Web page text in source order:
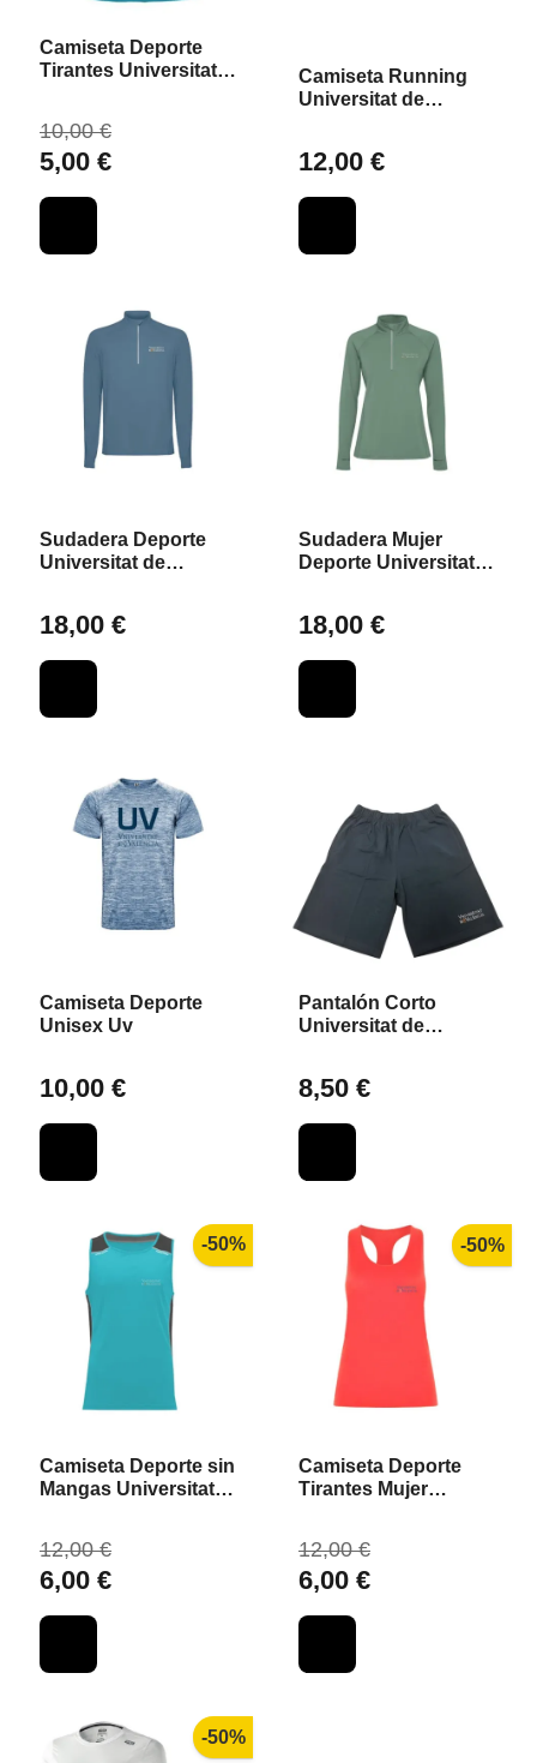
Camiseta Deporte
Tirantes Universitat
10,00 €
5,00 €
Camiseta Running
Universitat de
12,00 €
Sudadera Deporte
Universitat de
18,00 €
Sudadera Mujer
Deporte Universitat
18,00 €
Camiseta Deporte
Unisex Uv
10,00 €
Pantalón Corto
Universitat de
8,50 €
-50%
Camiseta Deporte sin
Mangas Universitat
12,00 €
6,00 €
-50%
Camiseta Deporte
Tirantes Mujer
12,00 €
6,00 €
-50%